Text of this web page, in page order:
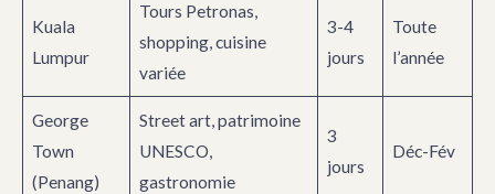
Kuala
Lumpur
Tours Petronas,
shopping, cuisine
variée
3-4
jours
Toute
l’année
George
Town
(Penang)
Street art, patrimoine
UNESCO,
gastronomie
3
jours
Déc-Fév